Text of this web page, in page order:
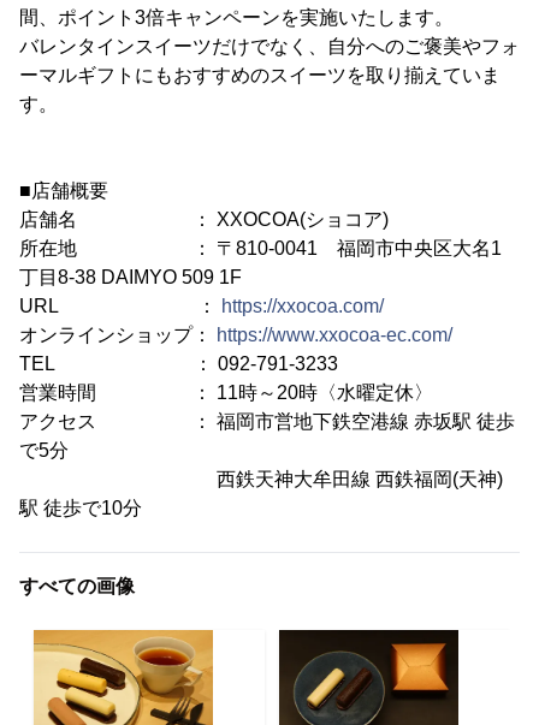
間、ポイント3倍キャンペーンを実施いたします。
バレンタインスイーツだけでなく、自分へのご褒美やフォ
ーマルギフトにもおすすめのスイーツを取り揃えていま
す。
■店舗概要
店舗名 ： XXOCOA(ショコア)
所在地 ： 〒810-0041 福岡市中央区大名1
丁目8-38 DAIMYO 509 1F
URL ：
https://xxocoa.com/
オンラインショップ：
https://www.xxocoa-ec.com/
TEL ： 092-791-3233
営業時間 ： 11時～20時〈水曜定休〉
アクセス ： 福岡市営地下鉄空港線 赤坂駅 徒歩
で5分
西鉄天神大牟田線 西鉄福岡(天神)
駅 徒歩で10分
すべての画像